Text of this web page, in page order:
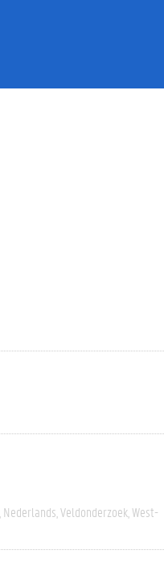
Nederlands Veldonderzoek West-